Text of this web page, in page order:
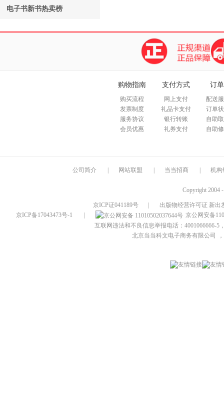
电子书新书热卖榜
购物指南
购买流程
发票制度
服务协议
会员优惠
支付方式
网上支付
礼品卡支付
银行转账
礼券支付
订
配送
订单
自助
自助
公司简介 网站联盟 当当招商 机构
Copyright 2004
京ICP证041189号
出版物经营许可证 新出
京ICP备17043473号-1
京公网安备
互联网违法和不良信息举报电话：4001066666-5
北京当当科文电子商务有限公司